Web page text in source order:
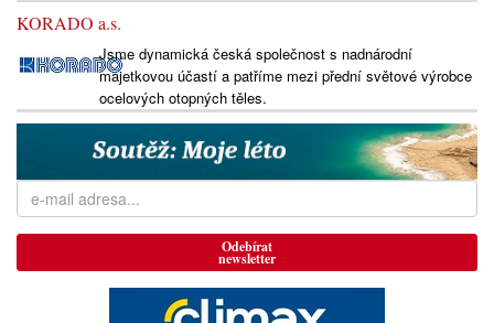
KORADO a.s.
Jsme dynamická česká společnost s nadnárodní
majetkovou účastí a patříme mezi přední světové výrobce
ocelových otopných těles.
Odebírat
newsletter